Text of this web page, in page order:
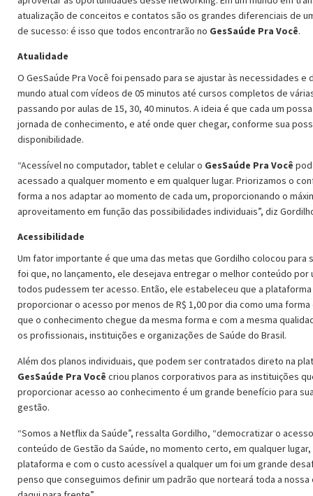
atualização de conceitos e contatos são os grandes diferenciais de
de sucesso: é isso que todos encontrarão no GesSaúde Pra Você.
Atualidade
O GesSaúde Pra Você foi pensado para se ajustar às necessidades e
mundo atual com vídeos de 05 minutos até cursos completos de
passando por aulas de 15, 30, 40 minutos. A ideia é que cada um
jornada de conhecimento, e até onde quer chegar, conforme sua
disponibilidade.
“Acessível no computador, tablet e celular o GesSaúde Pra Você
acessado a qualquer momento e em qualquer lugar. Priorizamos o
forma a nos adaptar ao momento de cada um, proporcionando o
aproveitamento em função das possibilidades individuais”, diz
Acessibilidade
Um fator importante é que uma das metas que Gordilho colocou para
foi que, no lançamento, ele desejava entregar o melhor conteúdo por
todos pudessem ter acesso. Então, ele estabeleceu que a
proporcionar o acesso por menos de R$ 1,00 por dia como uma
que o conhecimento chegue da mesma forma e com a mesma
os profissionais, instituições e organizações de Saúde do Brasil.
Além dos planos individuais, que podem ser contratados direto na
GesSaúde Pra Você criou planos corporativos para as instituições
proporcionar acesso ao conhecimento é um grande benefício para
gestão.
“Somos a Netflix da Saúde”, ressalta Gordilho, “democratizar o
conteúdo de Gestão da Saúde, no momento certo, em qualquer
plataforma e com o custo acessível a qualquer um foi um grande
penso que conseguimos definir um padrão que norteará toda a nossa